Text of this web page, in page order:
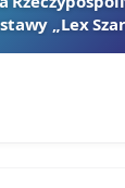
„Lex